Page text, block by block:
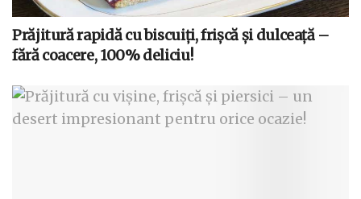
Prăjitură rapidă cu biscuiți, frișcă și dulceață –
fără coacere, 100% deliciu!